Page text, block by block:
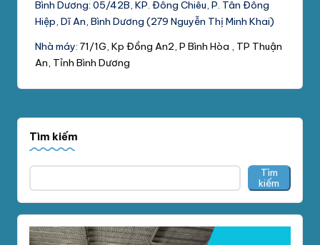
Bình Dương: 05/42B, KP. Đông Chiêu, P. Tân Đông
Hiệp, Dĩ An, Bình Dương (279 Nguyễn Thị Minh Khai)
Nhà máy: 71/1G, Kp Đồng An2, P Bình Hòa , TP Thuận
An, Tỉnh Bình Dương
Tìm kiếm
Tìm
kiếm